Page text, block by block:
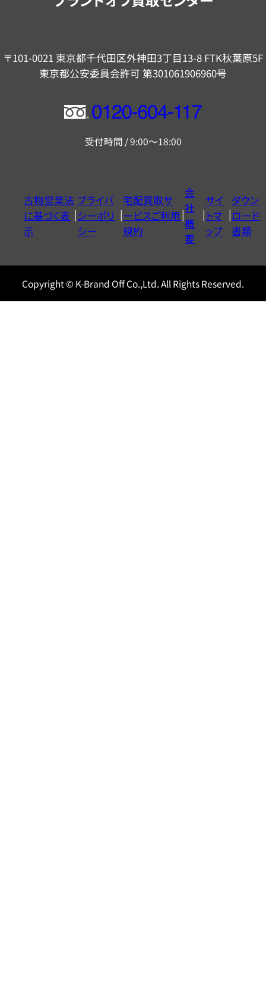
〒101-0021 東京都千代田区外神田3丁目13-8 FTK秋葉原5F
東京都公安委員会許可 第301061906960号
フ
ー
ヤ
ル
0120604117
受付時間 / 9:00～18:00
古物営業法
に基づく表
示
プライバ
シーポリ
シー
宅配買取サ
ービスご利用
規約
会
社
概
要
サイ
トマ
ップ
ダウン
ロード
書類
Copyright © K-Brand Off Co.,Ltd. All Rights Reserved.